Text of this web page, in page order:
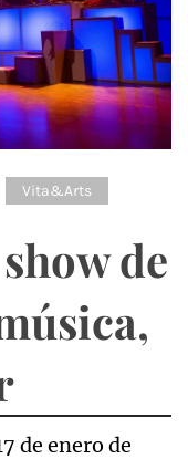
Vita&Arts
de
de enero de